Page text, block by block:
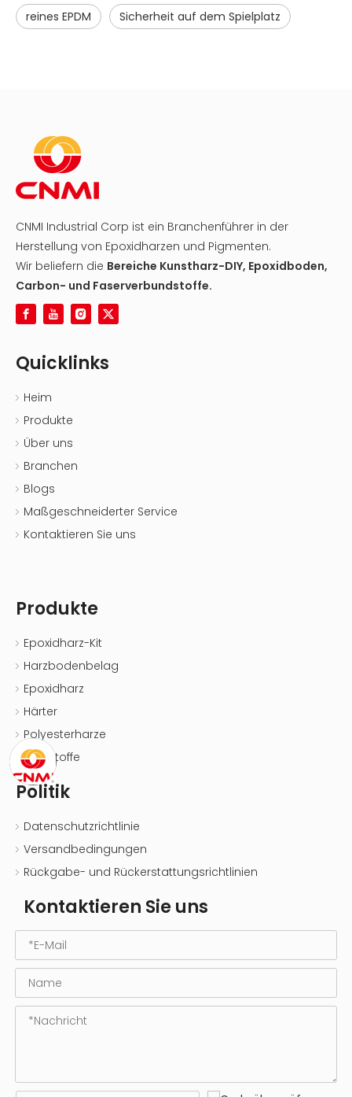
reines EPDM Sicherheit auf dem Spielplatz
CNMI Industrial Corp ist ein Branchenführer in der
Herstellung von Epoxidharzen und Pigmenten.
Wir beliefern die Bereiche Kunstharz-DIY, Epoxidboden,
Carbon- und Faserverbundstoffe.
Quicklinks
Heim
Produkte
Über uns
Branchen
Blogs
Maßgeschneiderter Service
Kontaktieren Sie uns
Produkte
Epoxidharz-Kit
Harzbodenbelag
Epoxidharz
Härter
Polyesterharze
Farbstoffe
Politik
Datenschutzrichtlinie
Versandbedingungen
Rückgabe- und Rückerstattungsrichtlinien
Kontaktieren Sie uns